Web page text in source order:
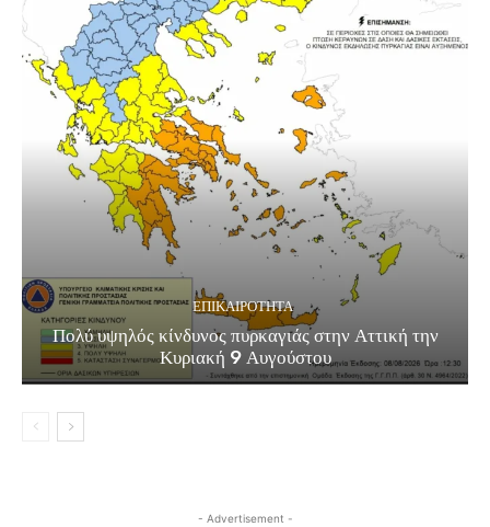
ΕΠΙΚΑΙΡΟΤΗΤΑ
Πολύ υψηλός κίνδυνος πυρκαγιάς στην Αττική την
Κυριακή 9 Αυγούστου
- Advertisement -